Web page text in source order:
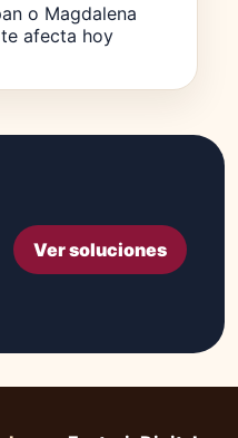
o Magdalena
afecta hoy
Ver soluciones